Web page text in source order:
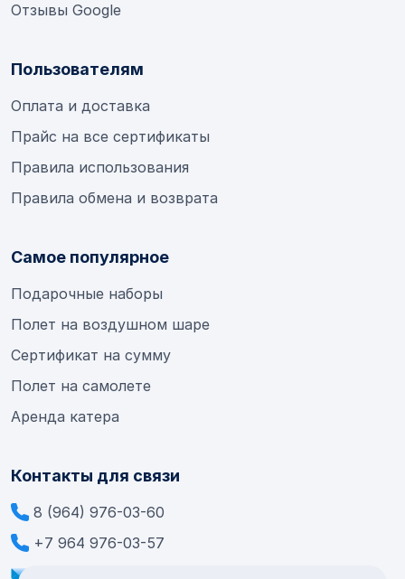
Отзывы Google
Пользователям
Оплата и доставка
Прайс на все сертификаты
Правила использования
Правила обмена и возврата
Самое популярное
Подарочные наборы
Полет на воздушном шаре
Сертификат на сумму
Полет на самолете
Аренда катера
Контакты для связи
8 (964) 976-03-60
+7 964 976-03-57